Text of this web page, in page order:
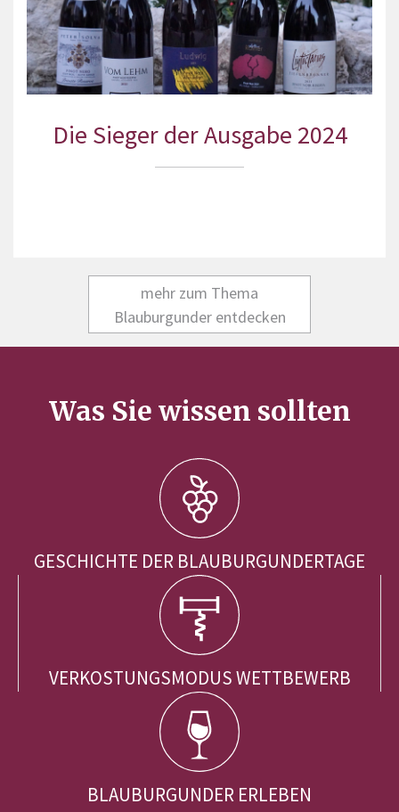
Die Sieger der Ausgabe 2024
mehr zum Thema
Blauburgunder entdecken
Was Sie wissen sollten
GESCHICHTE DER BLAUBURGUNDERTAGE
VERKOSTUNGSMODUS WETTBEWERB
BLAUBURGUNDER ERLEBEN